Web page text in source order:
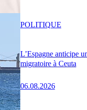
L’Espagne anticipe
migratoire à Ceuta
06.08.2026
POLITIQUE